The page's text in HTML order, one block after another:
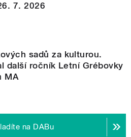
7. 2026
sadů za kulturou.
další ročník Letní Grébovky
MA
na DABu